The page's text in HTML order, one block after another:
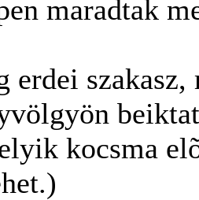
maradtak
erdei
kocsma